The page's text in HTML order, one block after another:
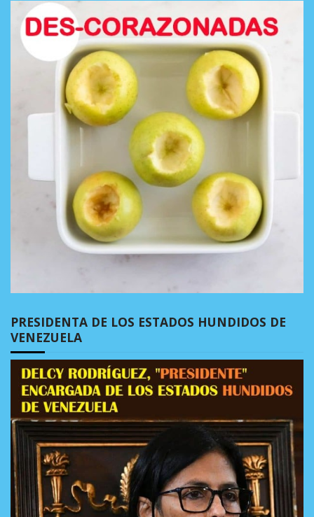
PRESIDENTA DE LOS ESTADOS HUNDIDOS DE
VENEZUELA